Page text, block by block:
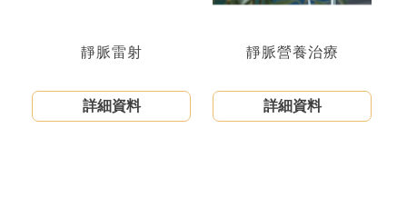
靜脈雷射
詳細資料
靜脈營養治療
詳細資料